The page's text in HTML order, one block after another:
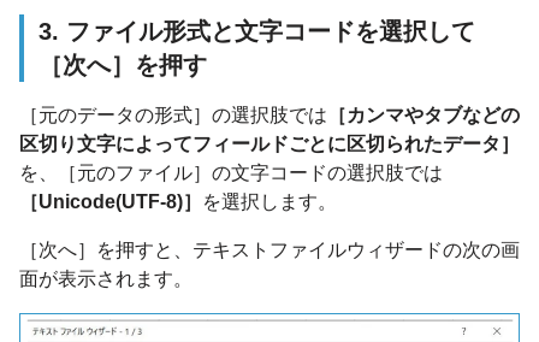
3. ファイル形式と文字コードを選択して
［次へ］を押す
［元のデータの形式］の選択肢では ［カンマやタブなどの
区切り文字によってフィールドごとに区切られたデータ］
を、［元のファイル］の文字コードの選択肢では
［Unicode(UTF-8)］
を選択します。
［次へ］を押すと、テキストファイルウィザードの次の画
面が表示されます。